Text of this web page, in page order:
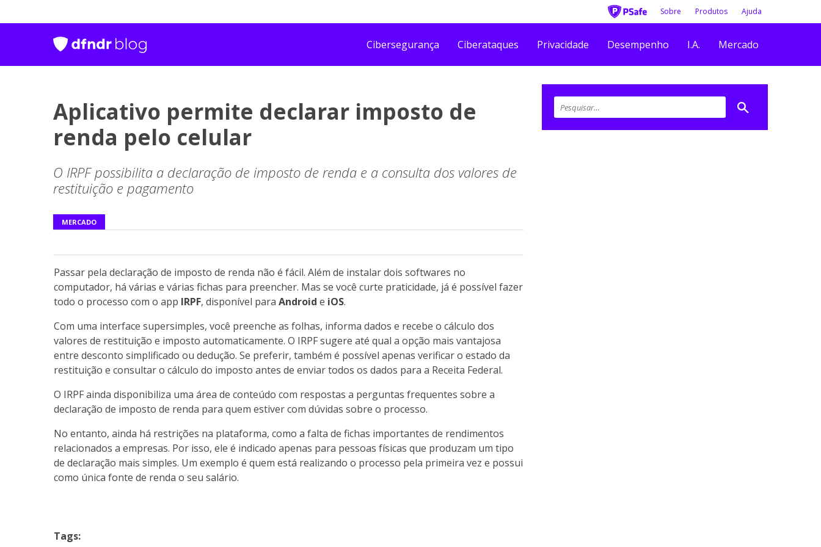
Sobre Produtos Ajuda
Cibersegurança Ciberataques Privacidade Desempenho I.A. Mercado
Aplicativo permite declarar imposto de
renda pelo celular
O IRPF possibilita a declaração de imposto de renda e a consulta dos valores de
restituição e pagamento
MERCADO
Passar pela declaração de imposto de renda não é fácil. Além de instalar dois softwares no
computador, há várias e várias fichas para preencher. Mas se você curte praticidade, já é possível fazer
todo o processo com o app IRPF, disponível para Android e iOS.
Com uma interface supersimples, você preenche as folhas, informa dados e recebe o cálculo dos
valores de restituição e imposto automaticamente. O IRPF sugere até qual a opção mais vantajosa
entre desconto simplificado ou dedução. Se preferir, também é possível apenas verificar o estado da
restituição e consultar o cálculo do imposto antes de enviar todos os dados para a Receita Federal.
O IRPF ainda disponibiliza uma área de conteúdo com respostas a perguntas frequentes sobre a
declaração de imposto de renda para quem estiver com dúvidas sobre o processo.
No entanto, ainda há restrições na plataforma, como a falta de fichas importantes de rendimentos
relacionados a empresas. Por isso, ele é indicado apenas para pessoas físicas que produzam um tipo
de declaração mais simples. Um exemplo é quem está realizando o processo pela primeira vez e possui
como única fonte de renda o seu salário.
Tags: